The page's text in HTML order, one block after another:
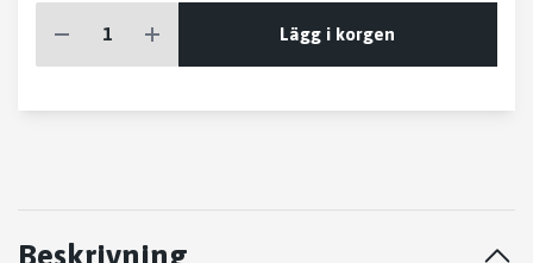
Lägg i korgen
Beskrivning